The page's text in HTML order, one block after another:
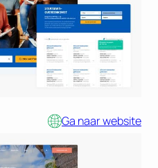
Ga naar website